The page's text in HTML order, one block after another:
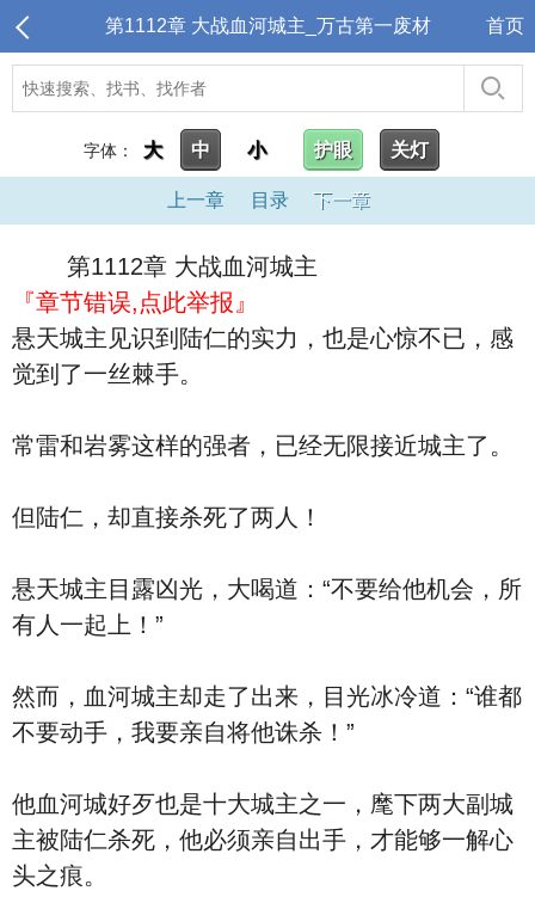
第1112章 大战血河城主_万古第一废材 首页
字体： 大 中 小 护眼 关灯
上一章 目录 下一章
第1112章 大战血河城主
『章节错误,点此举报』
悬天城主见识到陆仁的实力，也是心惊不已，感
觉到了一丝棘手。
常雷和岩雾这样的强者，已经无限接近城主了。
但陆仁，却直接杀死了两人！
悬天城主目露凶光，大喝道：“不要给他机会，所
有人一起上！”
然而，血河城主却走了出来，目光冰冷道：“谁都
不要动手，我要亲自将他诛杀！”
他血河城好歹也是十大城主之一，麾下两大副城
主被陆仁杀死，他必须亲自出手，才能够一解心
头之痕。